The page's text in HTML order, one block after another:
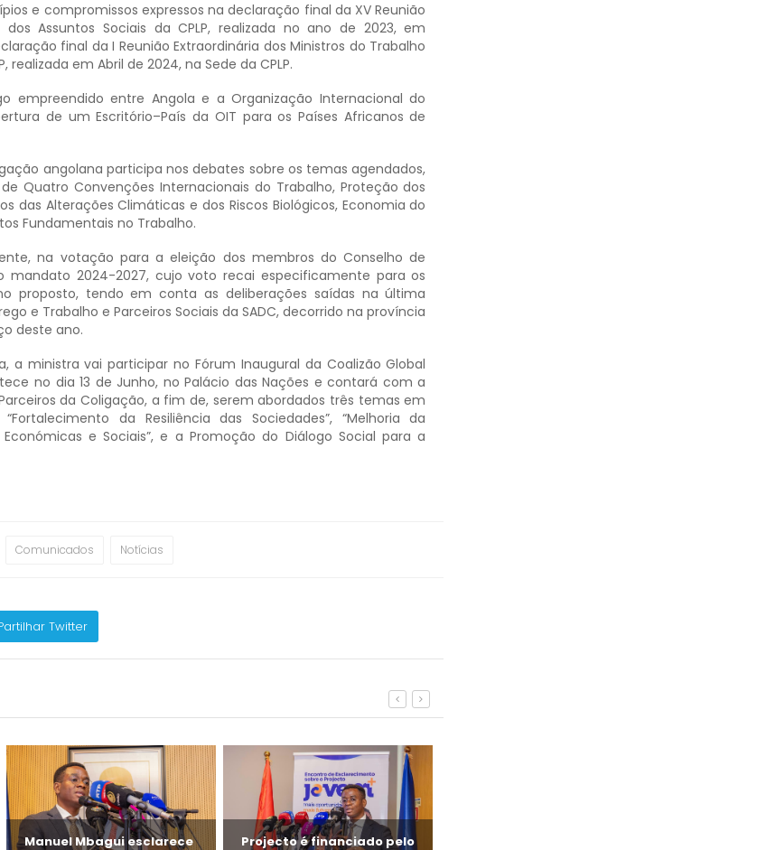
e compromissos expressos na declaração final da XV Reunião
Assuntos Sociais da CPLP, realizada no ano de 2023, em
final da I Reunião Extraordinária dos Ministros do Trabalho
realizada em Abril de 2024, na Sede da CPLP.
empreendido entre Angola e a Organização Internacional do
de um Escritório–País da OIT para os Países Africanos de
angolana participa nos debates sobre os temas agendados,
Quatro Convenções Internacionais do Trabalho, Proteção dos
das Alterações Climáticas e dos Riscos Biológicos, Economia do
Fundamentais no Trabalho.
na votação para a eleição dos membros do Conselho de
mandato 2024-2027, cujo voto recai especificamente para os
proposto, tendo em conta as deliberações saídas na última
e Trabalho e Parceiros Sociais da SADC, decorrido na província
deste ano.
a ministra vai participar no Fórum Inaugural da Coalizão Global
no dia 13 de Junho, no Palácio das Nações e contará com a
da Coligação, a fim de, serem abordados três temas em
da Resiliência das Sociedades”, “Melhoria da
e Sociais”, e a Promoção do Diálogo Social para a
Comunicados Notícias
Twitter
Manuel Mbagui esclarece
Projecto é financiado pelo